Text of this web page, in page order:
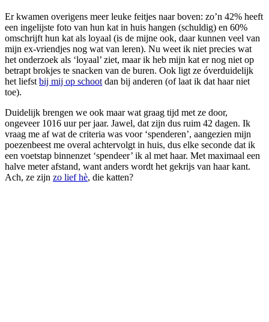
Er kwamen overigens meer leuke feitjes naar boven: zo’n 42% heeft
een ingelijste foto van hun kat in huis hangen (schuldig) en 60%
omschrijft hun kat als loyaal (is de mijne ook, daar kunnen veel van
mijn ex-vriendjes nog wat van leren). Nu weet ik niet precies wat
het onderzoek als ‘loyaal’ ziet, maar ik heb mijn kat er nog niet op
betrapt brokjes te snacken van de buren. Ook ligt ze óverduidelijk
het liefst bij mij op schoot dan bij anderen (of laat ik dat haar niet
toe).
Duidelijk brengen we ook maar wat graag tijd met ze door,
ongeveer 1016 uur per jaar. Jawel, dat zijn dus ruim 42 dagen. Ik
vraag me af wat de criteria was voor ‘spenderen’, aangezien mijn
poezenbeest me overal achtervolgt in huis, dus elke seconde dat ik
een voetstap binnenzet ‘spendeer’ ik al met haar. Met maximaal een
halve meter afstand, want anders wordt het gekrijs van haar kant.
Ach, ze zijn zo lief hè, die katten?